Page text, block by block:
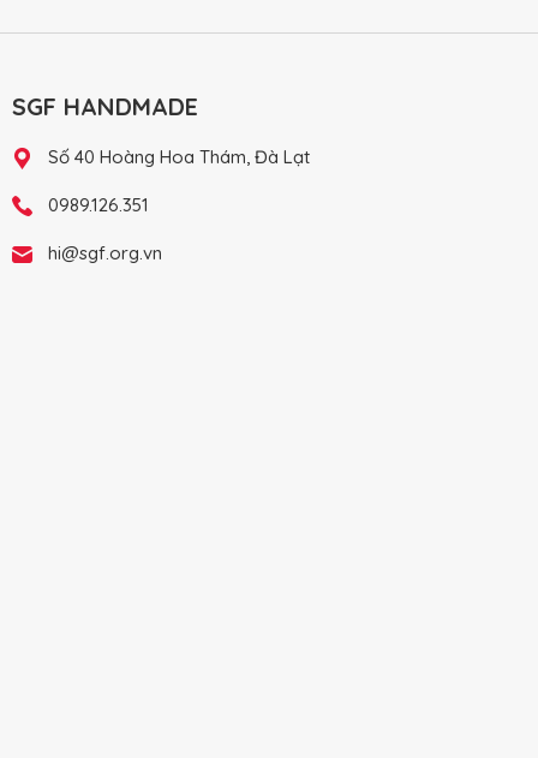
SGF HANDMADE
Số 40 Hoàng Hoa Thám, Đà Lạt
0989.126.351
hi@sgf.org.vn